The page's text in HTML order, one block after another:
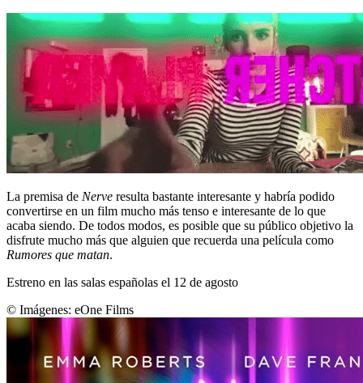
La premisa de Nerve resulta bastante interesante y habría podido
convertirse en un film mucho más tenso e interesante de lo que
acaba siendo. De todos modos, es posible que su público objetivo la
disfrute mucho más que alguien que recuerda una película como
Rumores que matan.
Estreno en las salas españolas el 12 de agosto
© Imágenes: eOne Films